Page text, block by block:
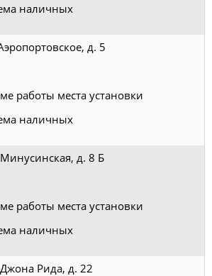
наличных
д. 5
работы места установки
наличных
д. 8 Б
работы места установки
наличных
Джона Рида, д. 22